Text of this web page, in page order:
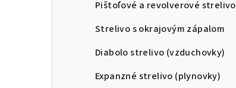
Pištoľové a revolverové strelivo
Strelivo s okrajovým zápalom
Diabolo strelivo (vzduchovky)
Expanzné strelivo (plynovky)